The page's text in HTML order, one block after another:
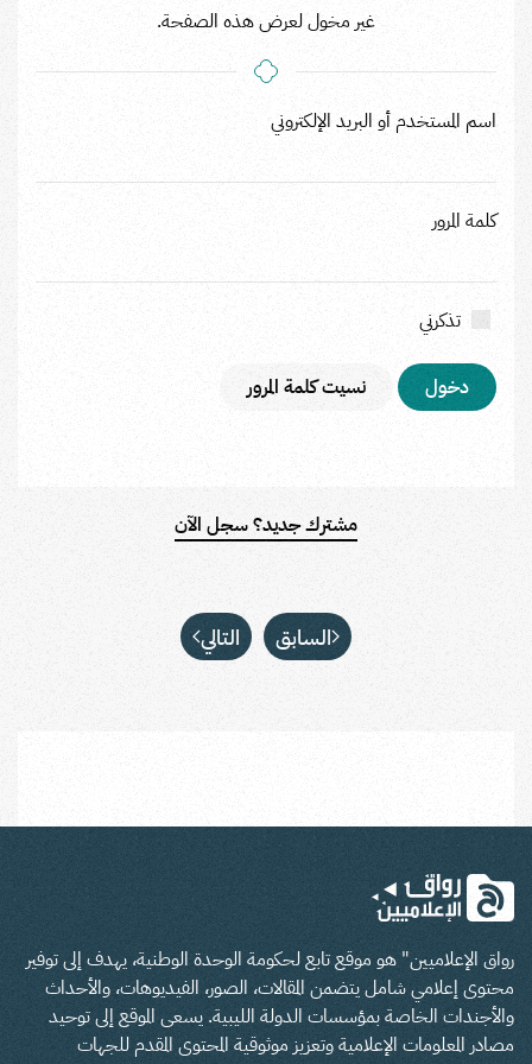
غير مخول لعرض هذه الصفحة.
اسم المستخدم أو البريد الإلكتروني
كلمة المرور
تذكرني
نسيت كلمة المرور
مشترك جديد؟ سجل الآن
السابق التالي
رواق الإعلاميين" هو موقع تابع لحكومة الوحدة الوطنية، يهدف إلى توفير
محتوى إعلامي شامل يتضمن المقالات، الصور، الفيديوهات، والأحداث
والأجندات الخاصة بمؤسسات الدولة الليبية. يسعى الموقع إلى توحيد
مصادر المعلومات الإعلامية وتعزيز موثوقية المحتوى المقدم للجهات